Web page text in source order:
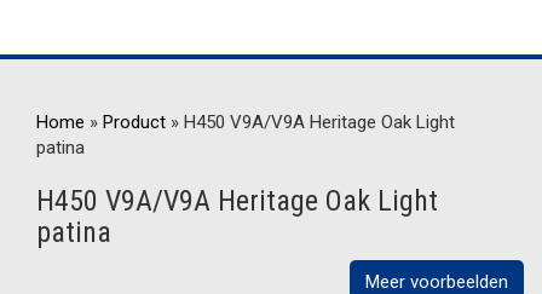
Home » Product » H450 V9A/V9A Heritage Oak Light
patina
H450 V9A/V9A Heritage Oak Light
patina
Meer voorbeelden